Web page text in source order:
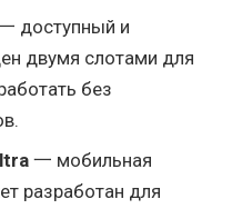
доступный и
двумя слотами для
без
一 мобильная
разработан для